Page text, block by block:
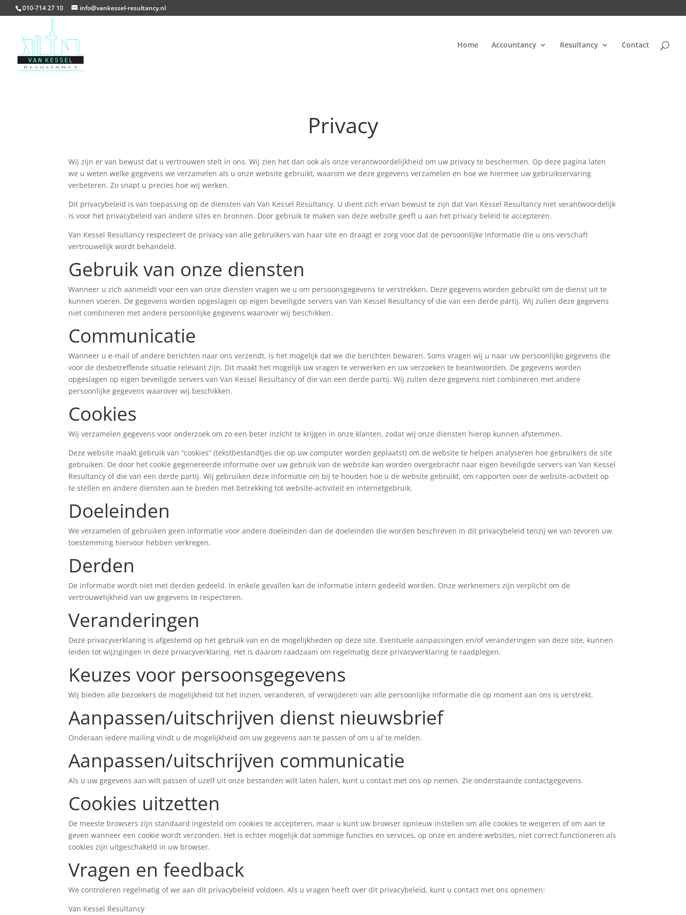
010-714 27 10 info@vankessel-resultancy.nl
Home Accountancy Resultancy Contact
Privacy
Wij zijn er van bewust dat u vertrouwen stelt in ons. Wij zien het dan ook als onze verantwoordelijkheid om uw privacy te beschermen. Op deze pagina laten
we u weten welke gegevens we verzamelen als u onze website gebruikt, waarom we deze gegevens verzamelen en hoe we hiermee uw gebruikservaring
verbeteren. Zo snapt u precies hoe wij werken.
Dit privacybeleid is van toepassing op de diensten van Van Kessel Resultancy. U dient zich ervan bewust te zijn dat Van Kessel Resultancy niet verantwoordelijk
is voor het privacybeleid van andere sites en bronnen. Door gebruik te maken van deze website geeft u aan het privacy beleid te accepteren.
Van Kessel Resultancy respecteert de privacy van alle gebruikers van haar site en draagt er zorg voor dat de persoonlijke informatie die u ons verschaft
vertrouwelijk wordt behandeld.
Gebruik van onze diensten
Wanneer u zich aanmeldt voor een van onze diensten vragen we u om persoonsgegevens te verstrekken. Deze gegevens worden gebruikt om de dienst uit te
kunnen voeren. De gegevens worden opgeslagen op eigen beveiligde servers van Van Kessel Resultancy of die van een derde partij. Wij zullen deze gegevens
niet combineren met andere persoonlijke gegevens waarover wij beschikken.
Communicatie
Wanneer u e-mail of andere berichten naar ons verzendt, is het mogelijk dat we die berichten bewaren. Soms vragen wij u naar uw persoonlijke gegevens die
voor de desbetreffende situatie relevant zijn. Dit maakt het mogelijk uw vragen te verwerken en uw verzoeken te beantwoorden. De gegevens worden
opgeslagen op eigen beveiligde servers van Van Kessel Resultancy of die van een derde partij. Wij zullen deze gegevens niet combineren met andere
persoonlijke gegevens waarover wij beschikken.
Cookies
Wij verzamelen gegevens voor onderzoek om zo een beter inzicht te krijgen in onze klanten, zodat wij onze diensten hierop kunnen afstemmen.
Deze website maakt gebruik van “cookies” (tekstbestandtjes die op uw computer worden geplaatst) om de website te helpen analyseren hoe gebruikers de site
gebruiken. De door het cookie gegenereerde informatie over uw gebruik van de website kan worden overgebracht naar eigen beveiligde servers van Van Kessel
Resultancy of die van een derde partij. Wij gebruiken deze informatie om bij te houden hoe u de website gebruikt, om rapporten over de website-activiteit op
te stellen en andere diensten aan te bieden met betrekking tot website-activiteit en internetgebruik.
Doeleinden
We verzamelen of gebruiken geen informatie voor andere doeleinden dan de doeleinden die worden beschreven in dit privacybeleid tenzij we van tevoren uw
toestemming hiervoor hebben verkregen.
Derden
De informatie wordt niet met derden gedeeld. In enkele gevallen kan de informatie intern gedeeld worden. Onze werknemers zijn verplicht om de
vertrouwelijkheid van uw gegevens te respecteren.
Veranderingen
Deze privacyverklaring is afgestemd op het gebruik van en de mogelijkheden op deze site. Eventuele aanpassingen en/of veranderingen van deze site, kunnen
leiden tot wijzigingen in deze privacyverklaring. Het is daarom raadzaam om regelmatig deze privacyverklaring te raadplegen.
Keuzes voor persoonsgegevens
Wij bieden alle bezoekers de mogelijkheid tot het inzien, veranderen, of verwijderen van alle persoonlijke informatie die op moment aan ons is verstrekt.
Aanpassen/uitschrijven dienst nieuwsbrief
Onderaan iedere mailing vindt u de mogelijkheid om uw gegevens aan te passen of om u af te melden.
Aanpassen/uitschrijven communicatie
Als u uw gegevens aan wilt passen of uzelf uit onze bestanden wilt laten halen, kunt u contact met ons op nemen. Zie onderstaande contactgegevens.
Cookies uitzetten
De meeste browsers zijn standaard ingesteld om cookies te accepteren, maar u kunt uw browser opnieuw instellen om alle cookies te weigeren of om aan te
geven wanneer een cookie wordt verzonden. Het is echter mogelijk dat sommige functies en services, op onze en andere websites, niet correct functioneren als
cookies zijn uitgeschakeld in uw browser.
Vragen en feedback
We controleren regelmatig of we aan dit privacybeleid voldoen. Als u vragen heeft over dit privacybeleid, kunt u contact met ons opnemen:
Van Kessel Resultancy